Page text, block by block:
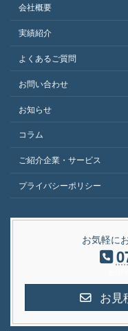
会社概要
実績紹介
よくあるご質問
お問い合わせ
お知らせ
コラム
ご紹介企業・サービス
プライバシーポリシー
お気軽に
お見